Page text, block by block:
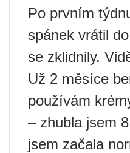
Po prvním
spánek vrátil
se zklidnily.
Už 2 měsíce
používám
– zhubla jsem
jsem začala